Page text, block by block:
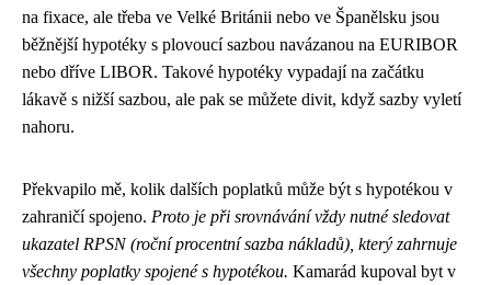
na fixace, ale třeba ve Velké Británii nebo ve Španělsku jsou
běžnější hypotéky s plovoucí sazbou navázanou na EURIBOR
nebo dříve LIBOR. Takové hypotéky vypadají na začátku
lákavě s nižší sazbou, ale pak se můžete divit, když sazby vyletí
nahoru.
Překvapilo mě, kolik dalších poplatků může být s hypotékou v
zahraničí spojeno. Proto je při srovnávání vždy nutné sledovat
ukazatel RPSN (roční procentní sazba nákladů), který zahrnuje
všechny poplatky spojené s hypotékou. Kamarád kupoval byt v